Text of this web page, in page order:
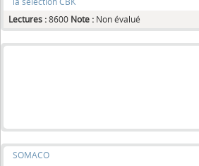
Lectures :8600 Note : Non évalué
SOMACO